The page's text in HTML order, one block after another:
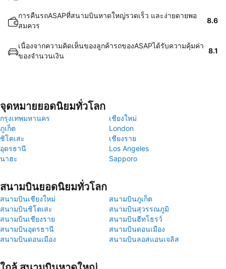
การคืนรถASAPที่สนามบินหาดใหญ่รวดเร็ว และง่ายดายพอ
สมควร
8.6
เนื่องจากความคิดเห็นของลูกค้ารถของASAPได้รับความคุ้มค่า
ของจำนวนเงิน
8.1
จุดหมายยอดนิยมทั่วโลก
กรุงเทพมหานคร
เชียงใหม่
ภูเก็ต
London
ชิโตเสะ
เชียงราย
อุดรธานี
Los Angeles
นาฮะ
Sapporo
สนามบินยอดนิยมทั่วโลก
สนามบินเชียงใหม่
สนามบินภูเก็ต
สนามบินชิโตเสะ
สนามบินสุวรรณภูมิ
สนามบินเชียงราย
สนามบินฮีทโธรว์
สนามบินอุดรธานี
สนามบินดอนเมือง
สนามบินดอนเมือง
สนามบินลอสแอนเจลิส